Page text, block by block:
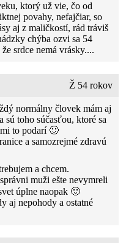
ktorý už vie, čo od
povahy, nefajčiar, so
aj z maličkostí, rád tráviš
chýba ozvi sa 54
srdce nemá vrásky....
Ž 54 rokov
normálny človek mám aj
sú toho súčasťou, ktoré sa
to podarí 🙂
a samozrejmé zdravú
a chcem.
muži ešte nevymreli
úplne naopak 🙂
aj nepohody a ostatné